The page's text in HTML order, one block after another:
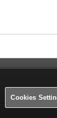
Cookies